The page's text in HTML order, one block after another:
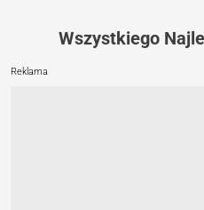
Wszystkiego
Reklama